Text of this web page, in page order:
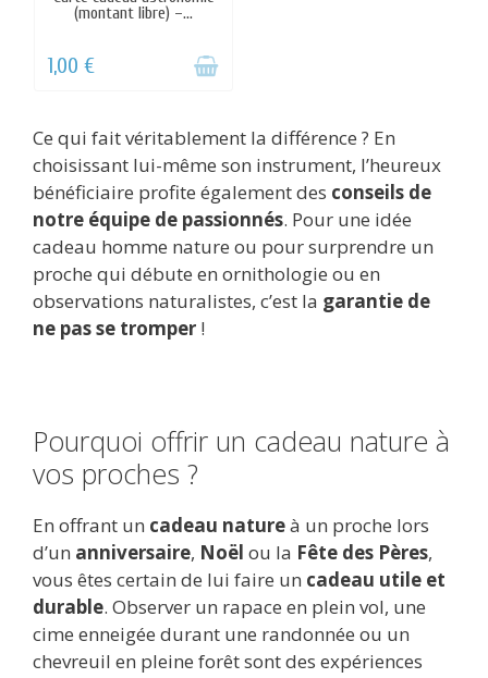
Ce qui fait véritablement la différence ? En
choisissant lui-même son instrument, l’heureux
bénéficiaire profite également des conseils de
notre équipe de passionnés. Pour une idée
cadeau homme nature ou pour surprendre un
proche qui débute en ornithologie ou en
observations naturalistes, c’est la garantie de
ne pas se tromper !
Pourquoi offrir un cadeau nature à
vos proches ?
En offrant un cadeau natureà un proche lors
d’un anniversaire, Noël ou la Fête des Pères,
vous êtes certain de lui faire un cadeau utile et
durable. Observer un rapace en plein vol, une
cime enneigée durant une randonnée ou un
chevreuil en pleine forêt sont des expériences